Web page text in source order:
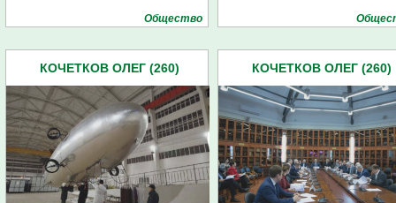
Общество
КОЧЕТКОВ ОЛЕГ (260) КОЧЕТКОВ ОЛЕГ (260)